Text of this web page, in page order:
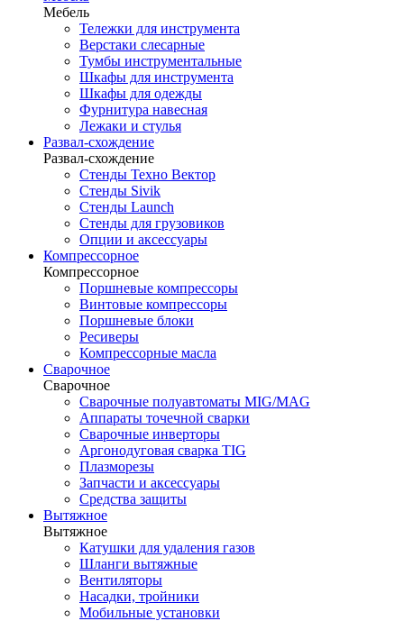
Мебель
Тележки для инструмента
Верстаки слесарные
Тумбы инструментальные
Шкафы для инструмента
Шкафы для одежды
Фурнитура навесная
Лежаки и стулья
Развал-схождение
Развал-схождение
Стенды Техно Вектор
Стенды Sivik
Стенды Launch
Стенды для грузовиков
Опции и аксессуары
Компрессорное
Компрессорное
Поршневые компрессоры
Винтовые компрессоры
Поршневые блоки
Ресиверы
Компрессорные масла
Сварочное
Сварочное
Сварочные полуавтоматы MIG/MAG
Аппараты точечной сварки
Сварочные инверторы
Аргонодуговая сварка TIG
Плазморезы
Запчасти и аксессуары
Средства защиты
Вытяжное
Вытяжное
Катушки для удаления газов
Шланги вытяжные
Вентиляторы
Насадки, тройники
Мобильные установки